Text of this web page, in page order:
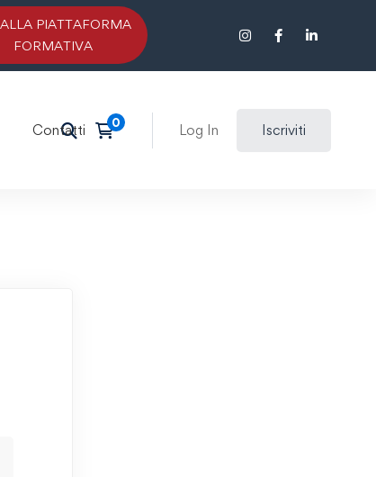
PIATTAFORMA
FORMATIVA
Contatti Log In Iscriviti